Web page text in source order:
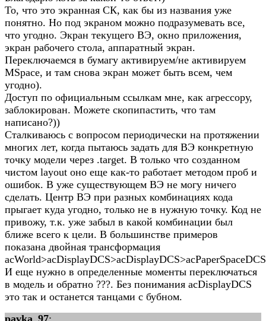
То, что это экранная СК, как бы из названия уже
понятно. Но под экраном можно подразумевать все,
что угодно. Экран текущего ВЭ, окно приложения,
экран рабочего стола, аппаратный экран.
Переключаемся в бумагу активируем/не активируем
MSpace, и там снова экран может быть всем, чем
угодно).
Доступ по официальным ссылкам мне, как агрессору,
заблокирован. Можете скопипастить, что там
написано?))
Сталкиваюсь с вопросом периодически на протяжении
многих лет, когда пытаюсь задать для ВЭ конкретную
точку модели через .target. В только что созданном
чистом layout оно еще как-то работает методом проб и
ошибок. В уже существующем ВЭ не могу ничего
сделать. Центр ВЭ при разных комбинациях кода
прыгает куда угодно, только не в нужную точку. Код не
привожу, т.к. уже забыл в какой комбинации был
ближе всего к цели. В большинстве примеров
показана двойная трансформация
И еще нужно в определенные моменты переключаться
в модель и обратно ???. Без понимания acDisplayDCS
это так и останется танцами с бубном.
pavka_97: